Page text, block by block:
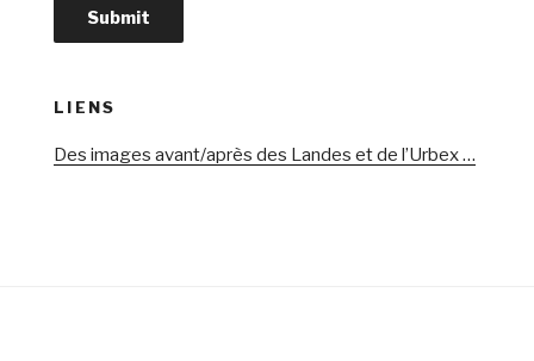
LIENS
Des images avant/après des Landes et de l’Urbex …